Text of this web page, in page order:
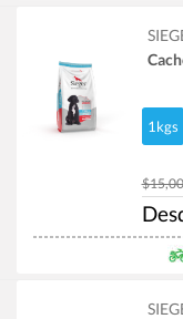
1kgs